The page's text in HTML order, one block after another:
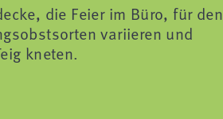
die Feier im Büro, für den
variieren und
kneten.